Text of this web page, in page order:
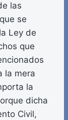
las
se
Ley de
que
la mera
la
dicha
Civil,